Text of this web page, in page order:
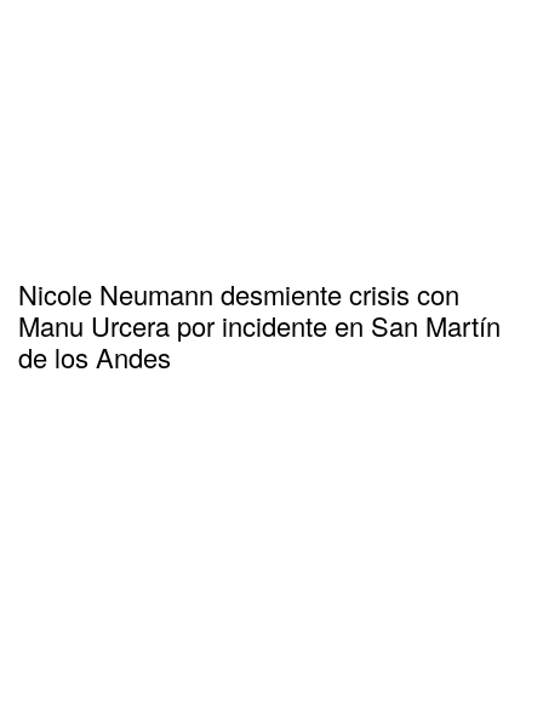
Nicole Neumann desmiente crisis con
Manu Urcera por incidente en San Martín
de los Andes